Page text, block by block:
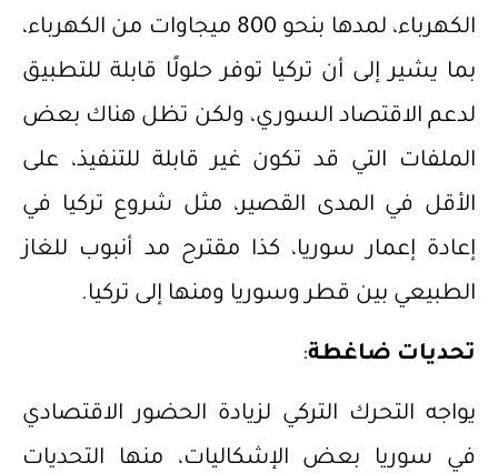
الكهرباء، لمدها بنحو 800 ميجاوات من الكهرباء،
بما يشير إلى أن تركيا توفر حلولًا قابلة للتطبيق
لدعم الاقتصاد السوري، ولكن تظل هناك بعض
الملفات التي قد تكون غير قابلة للتنفيذ، على
الأقل في المدى القصير، مثل شروع تركيا في
إعادة إعمار سوريا، كذا مقترح مد أنبوب للغاز
الطبيعي بين قطر وسوريا ومنها إلى تركيا.
تحديات ضاغطة:
يواجه التحرك التركي لزيادة الحضور الاقتصادي
في سوريا بعض الإشكاليات، منها التحديات